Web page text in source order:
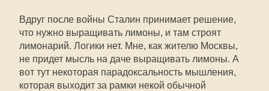
Вдруг после войны Сталин принимает решение,
что нужно выращивать лимоны, и там строят
лимонарий. Логики нет. Мне, как жителю Москвы,
не придет мысль на даче выращивать лимоны. А
вот тут некоторая парадоксальность мышления,
которая выходит за рамки некой обычной